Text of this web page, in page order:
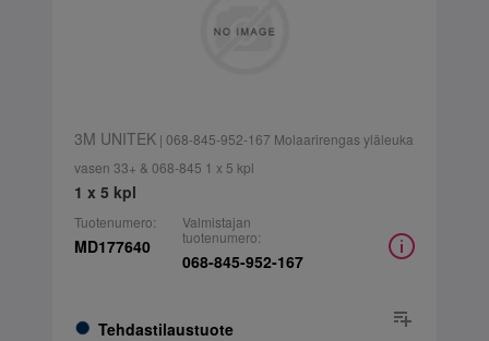
3M UNITEK| 068-845-952-167 Molaarirengas yläleuka
vasen 33+ & 068-845 1 x 5 kpl
1 x 5 kpl
Tuotenumero:
MD177640
Tehdastilaustuote
Valmistajan
tuotenumero:
068-845-952-167